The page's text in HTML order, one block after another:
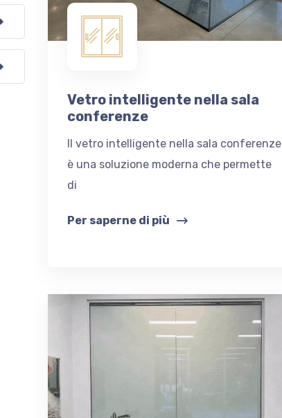
Vetro intelligente nella sala
conferenze
Il vetro intelligente nella sala conferenze
è una soluzione moderna che permette
di
Per saperne di più